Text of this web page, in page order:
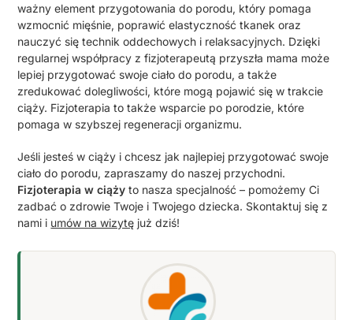
ważny element przygotowania do porodu, który pomaga
wzmocnić mięśnie, poprawić elastyczność tkanek oraz
nauczyć się technik oddechowych i relaksacyjnych. Dzięki
regularnej współpracy z fizjoterapeutą przyszła mama może
lepiej przygotować swoje ciało do porodu, a także
zredukować dolegliwości, które mogą pojawić się w trakcie
ciąży. Fizjoterapia to także wsparcie po porodzie, które
pomaga w szybszej regeneracji organizmu.
Jeśli jesteś w ciąży i chcesz jak najlepiej przygotować swoje
ciało do porodu, zapraszamy do naszej przychodni.
Fizjoterapia w ciąży to nasza specjalność – pomożemy Ci
zadbać o zdrowie Twoje i Twojego dziecka. Skontaktuj się z
nami i umów na wizytę już dziś!